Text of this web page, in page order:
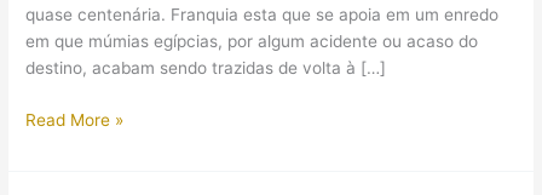
quase centenária. Franquia esta que se apoia em um enredo
em que múmias egípcias, por algum acidente ou acaso do
destino, acabam sendo trazidas de volta à […]
A
Read More »